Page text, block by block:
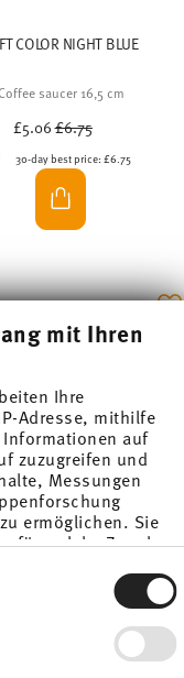
mit Ihren
Ihre
Adresse, mithilfe
auf
zuzugreifen und
Messungen
ermöglichen. Sie
für welche Zwecke
auf das Privacy
gerne:
COLOR NIGHT BLUE
saucer 16,5 cm
£5.06Price reduced from
£6.75
30-day best price: £6.75
Price reduced from